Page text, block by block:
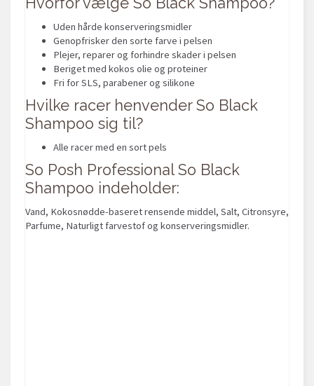
Uden hårde konserveringsmidler
Genopfrisker den sorte farve i pelsen
Plejer, reparer og forhindre skader i pelsen
Beriget med kokos olie og proteiner
Fri for SLS, parabener og silikone
Hvilke racer henvender So Black
Shampoo sig til?
Alle racer med en sort pels
So Posh Professional So Black
Shampoo indeholder:
Vand, Kokosnødde-baseret rensende middel, Salt, Citronsyre,
Parfume, Naturligt farvestof og konserveringsmidler.